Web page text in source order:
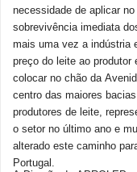
necessidade de aplicar
sobrevivência imediata
mais uma vez a indústria
preço do leite ao
colocar no chão da
centro das maiores
produtores de leite,
o setor no último ano e
alterado este caminho
Portugal.